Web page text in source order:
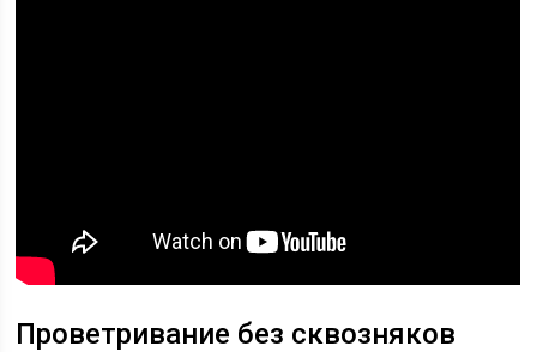
Проветривание без сквозняков